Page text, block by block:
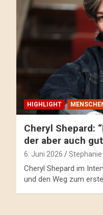
HIGHLIGHT
Cheryl Shepard:
der aber auch
6. Juni 2026 Stephanie
Cheryl Shepard im
und den Weg zum